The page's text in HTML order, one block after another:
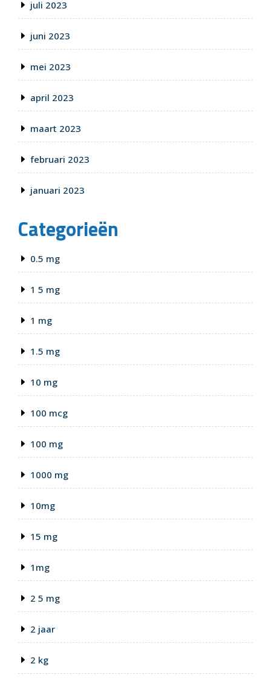
juli 2023
juni 2023
mei 2023
april 2023
maart 2023
februari 2023
januari 2023
Categorieën
0.5 mg
1 5 mg
1 mg
1.5 mg
10 mg
100 mcg
100 mg
1000 mg
10mg
15 mg
1mg
2 5 mg
2 jaar
2 kg